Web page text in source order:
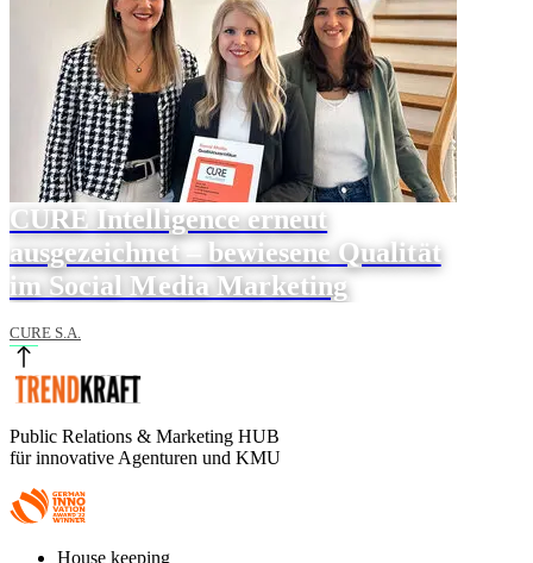
CURE Intelligence erneut
ausgezeichnet – bewiesene Qualität
im Social Media Marketing
CURE S.A.
Public Relations & Marketing HUB
für innovative Agenturen und KMU
FooterHouse keeping